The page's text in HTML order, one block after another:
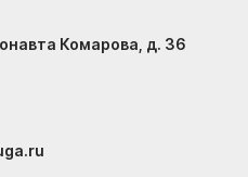
Комарова, д. 36